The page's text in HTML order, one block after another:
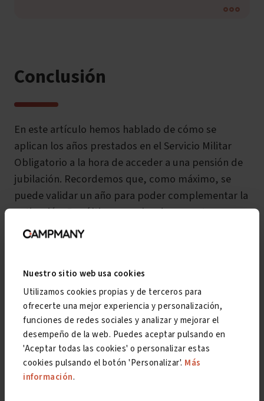
Nuestro sitio web usa cookies
Utilizamos cookies propias y de terceros para
ofrecerte una mejor experiencia y personalización,
funciones de redes sociales y analizar y mejorar el
desempeño de la web. Puedes aceptar pulsando en
'Aceptar todas las cookies' o personalizar estas
cookies pulsando el botón 'Personalizar'. Más
información.
Conclusión
En este artículo hemos hablado de cómo se
aplican los años prestados en el Servicio Militar
Obligatorio a la hora de acceder a una pensión de
jubilación. Recordemos que, como máximo, se
puede validar un año para poder complementar la
cotización. Por último, con los documentos que
nos procuren el SEPE (en caso de forzosa) y el
jubilación anticipada o parcial.
Revisado jurídicamente por
Jorge Campmany